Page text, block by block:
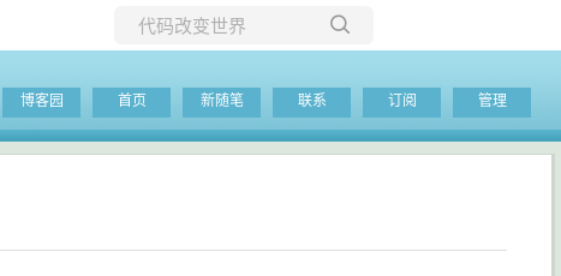
当前博客
博客园 首页 新随笔 联系 订阅 管理